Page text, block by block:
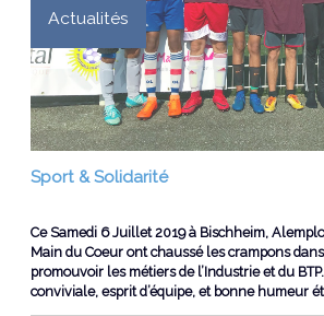
Actualités
Sport & Solidarité
Ce Samedi 6 Juillet 2019 à Bischheim,
Main du Coeur ont chaussé les crampons
promouvoir les métiers de l’Industrie et du
conviviale, esprit d’équipe, et bonne humeur